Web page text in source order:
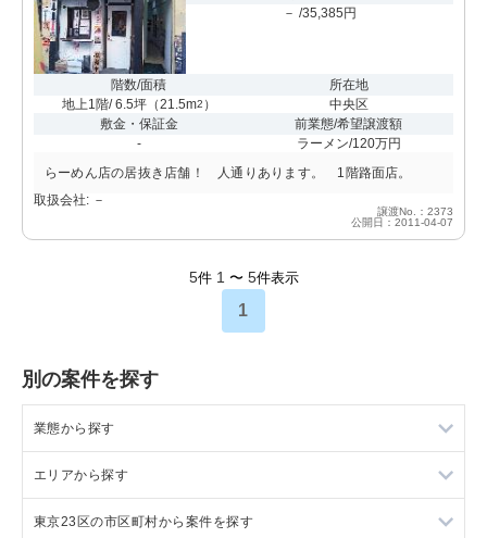
－ /35,385円
階数/面積
地上1階/ 6.5坪（21.5m2 ）
所在地
中央区
敷金・保証金
-
前業態/希望譲渡額
ラーメン/120万円
らーめん店の居抜き店舗！ 人通りあります。 1階路面店。
取扱会社: －
譲渡No.：2373
公開日：2011-04-07
5件 1 〜 5件表示
1
別の案件を探す
業態から探す
ラーメンの居抜き売却物件の案件一覧
フランス料理の居抜き売却物件の案件一覧
エリアから探す
東京23区の飲食店の居抜き売却物件の案件一覧
東京23区の市区町村から案件を探す